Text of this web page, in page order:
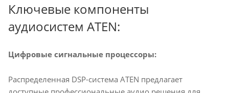
Ключевые компоненты
аудиосистем ATEN:
Цифровые сигнальные процессоры:
Распределенная DSP-система ATEN предлагает